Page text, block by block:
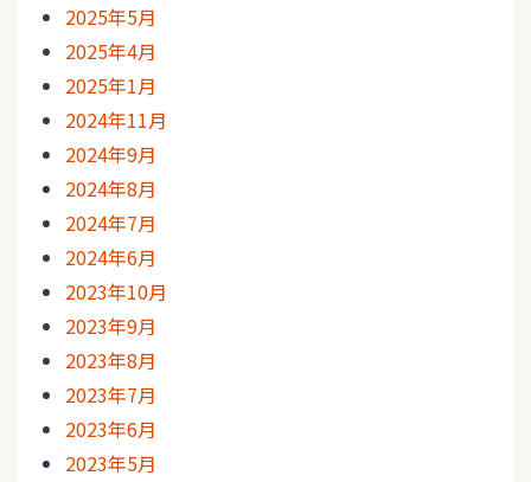
2025年5月
2025年4月
2025年1月
2024年11月
2024年9月
2024年8月
2024年7月
2024年6月
2023年10月
2023年9月
2023年8月
2023年7月
2023年6月
2023年5月